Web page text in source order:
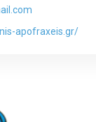
apofraxeis.gr/